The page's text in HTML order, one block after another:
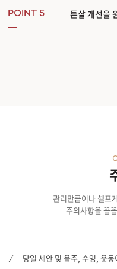
POINT 5 튼살 개선을
관리만큼이나 셀프
주의사항을 꼼
당일 세안 및 음주, 수영, 운